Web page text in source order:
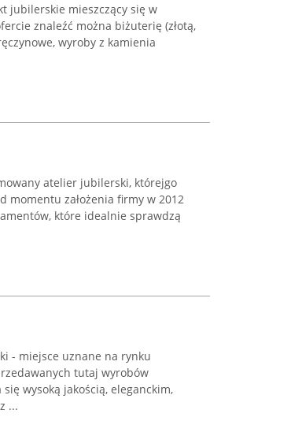
jubilerskie mieszczący się w
znaleźć można biżuterię (złotą,
wyroby z kamienia
atelier jubilerski, którejgo
momentu założenia firmy w 2012
które idealnie sprawdzą
- miejsce uznane na rynku
tutaj wyrobów
wysoką jakością, eleganckim,
...